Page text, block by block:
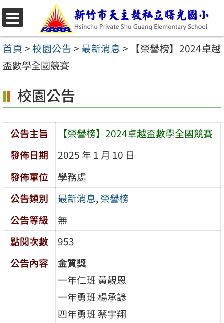
跳
至
主
要
容
區
選
單
首頁 >校園公告 > 最新消息 >
【榮譽榜】2024卓越
盃數學全國競賽
校園公告
公告主旨
【榮譽榜】2024卓越盃數學全國競賽
發佈日期
2025 年 1 月 10 日
發佈單位
學務處
公告類別
最新消息,榮譽榜
公告等級
無
點閱次數
953
公告內容
金質獎
一年仁班 黃靚恩
一年勇班 楊承諺
四年勇班 蔡宇翔